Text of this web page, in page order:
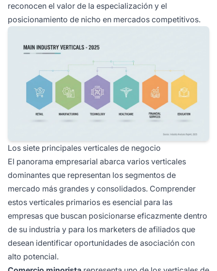
reconocen el valor de la especialización y el
posicionamiento de nicho en mercados competitivos.
Los siete principales verticales de negocio
El panorama empresarial abarca varios verticales
dominantes que representan los segmentos de
mercado más grandes y consolidados. Comprender
estos verticales primarios es esencial para las
empresas que buscan posicionarse eficazmente dentro
de su industria y para los marketers de afiliados que
desean identificar oportunidades de asociación con
alto potencial.